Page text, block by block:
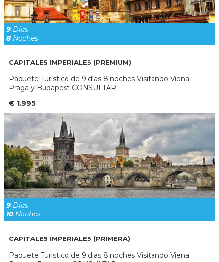
9 Días
8 Noches
CAPITALES IMPERIALES (PREMIUM)
Paquete Turístico de 9 días 8 noches Visitando Viena
Praga y Budapest CONSULTAR
€ 1.995
9 Días
10Noches
CAPITALES IMPERIALES (PRIMERA)
Paquete Turistico de 9 dias 8 noches Visitando Viena